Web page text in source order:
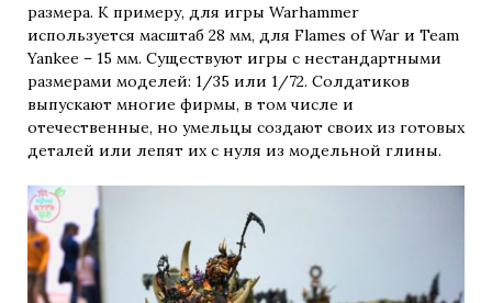
размера. К примеру, для игры Warhammer
используется масштаб 28 мм, для Flames of War и Team
Yankee – 15 мм. Существуют игры с нестандартными
размерами моделей: 1/35 или 1/72. Солдатиков
выпускают многие фирмы, в том числе и
отечественные, но умельцы создают своих из готовых
деталей или лепят их с нуля из модельной глины.